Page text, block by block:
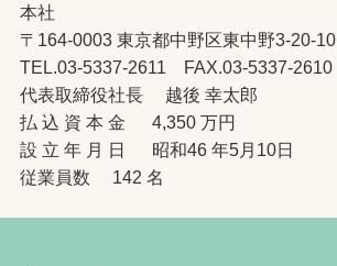
本社
〒164-0003 東京都中野区東中野3-20-10
TEL.03-5337-2611 FAX.03-5337-2610
代表取締役社長 越後 幸太郎
払 込 資 本 金 4,350 万円
設 立 年 月 日 昭和46 年5月10日
従業員数 142 名